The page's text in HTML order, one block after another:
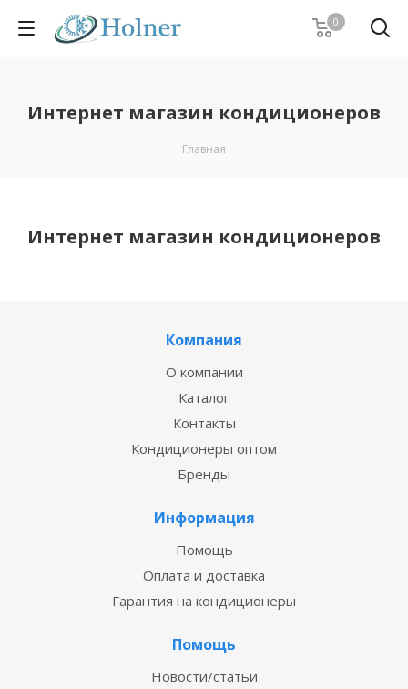
0
Интернет магазин кондиционеров
Главная
Интернет магазин кондиционеров
Компания
О компании
Каталог
Контакты
Кондиционеры оптом
Бренды
Информация
Помощь
Оплата и доставка
Гарантия на кондиционеры
Помощь
Новости/статьи